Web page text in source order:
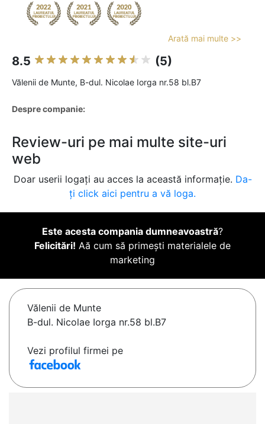
Arată mai multe >>
8.5 (5)
Vălenii de Munte, B-dul. Nicolae Iorga nr.58 bl.B7
Despre companie:
Review-uri pe mai multe site-uri
web
Doar userii logați au acces la această informație. Da-
ți click aici pentru a vă loga.
Este acesta compania dumneavoastră?
Felicitări! Aă cum să primești materialele de
marketing
Vălenii de Munte
B-dul. Nicolae Iorga nr.58 bl.B7
Vezi profilul firmei pe